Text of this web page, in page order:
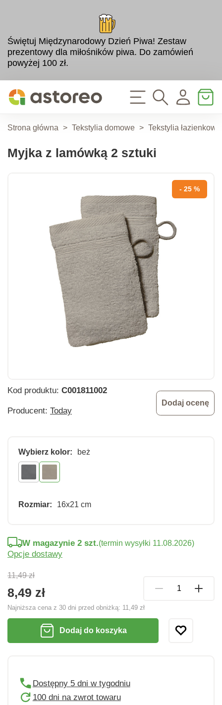
Świętuj Międzynarodowy Dzień Piwa! Zestaw
prezentowy dla miłośników piwa. Do zamówień
powyżej 100 zł.
Strona główna > Tekstylia domowe > Tekstylia łazienkowe
Myjka z lamówką 2 sztuki
- 25 %
Kod produktu: C001811002
Producent: Today
Dodaj ocenę
Wybierz kolor: beż
Rozmiar: 16x21 cm
11,49 zł
8,49 zł
Najniższa cena z 30 dni przed obniżką: 11,49 zł
W magazynie 2 szt.(termin wysyłki 11.08.2026)
Opcje dostawy
Dodaj do koszyka
Dostępny 5 dni w tygodniu
100 dni na zwrot towaru